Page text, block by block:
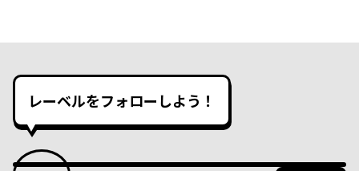
レーベルをフォローしよう！